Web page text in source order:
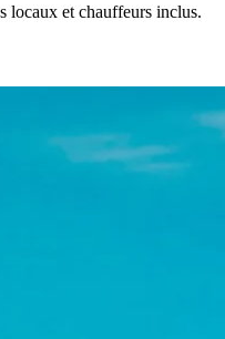
locaux et chauffeurs inclus.